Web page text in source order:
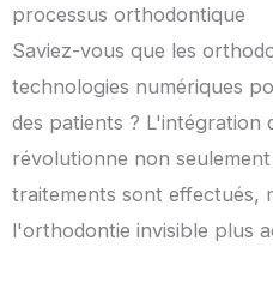
processus orthodontique
Saviez-vous que les
technologies numériques
des patients ? L'intégration
révolutionne non
traitements sont effectués,
l'orthodontie invisible plus